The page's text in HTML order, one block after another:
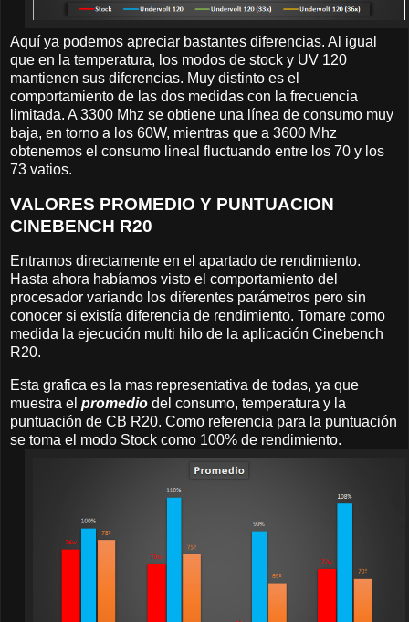
Aquí ya podemos apreciar bastantes diferencias. Al igual
que en la temperatura, los modos de stock y UV 120
mantienen sus diferencias. Muy distinto es el
comportamiento de las dos medidas con la frecuencia
limitada. A 3300 Mhz se obtiene una línea de consumo muy
baja, en torno a los 60W, mientras que a 3600 Mhz
obtenemos el consumo lineal fluctuando entre los 70 y los
73 vatios.
VALORES PROMEDIO Y PUNTUACION
CINEBENCH R20
Entramos directamente en el apartado de rendimiento.
Hasta ahora habíamos visto el comportamiento del
procesador variando los diferentes parámetros pero sin
conocer si existía diferencia de rendimiento. Tomare como
medida la ejecución multi hilo de la aplicación Cinebench
R20.
Esta grafica es la mas representativa de todas, ya que
muestra el promedio del consumo, temperatura y la
puntuación de CB R20. Como referencia para la puntuación
se toma el modo Stock como 100% de rendimiento.